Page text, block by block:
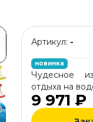
Артикул: -
новинка
Чудесное
отдыха на
9 971 ₽